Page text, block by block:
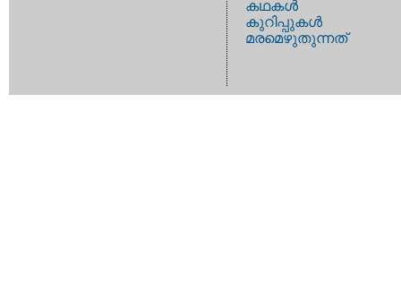
കഥകള്‍
കുറിപ്പുകള്‍
മരമെഴുതുന്നത്